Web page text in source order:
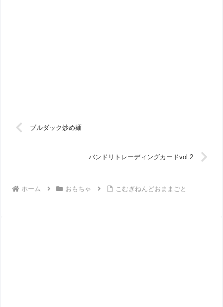
ブルダック炒め麺
バンドリトレーディングカードvol.2
ホーム おもちゃ こむぎねんどおままごと